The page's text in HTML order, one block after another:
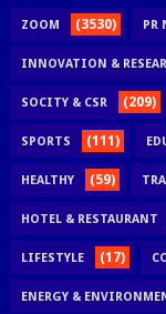
ZOOM (3530) PR
INNOVATION &
SOCITY & CSR (209)
SPORTS (111)
HEALTHY (59)
HOTEL & RESTAURANT
LIFESTYLE (17)
ENERGY &